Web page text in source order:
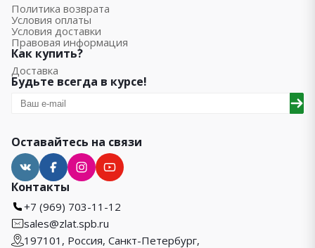
Политика возврата
Условия оплаты
Условия доставки
Правовая информация
Как купить?
Доставка
Будьте всегда в курсе!
Оставайтесь на связи
Контакты
+7 (969) 703-11-12
sales@zlat.spb.ru
197101, Россия, Санкт-Петербург,